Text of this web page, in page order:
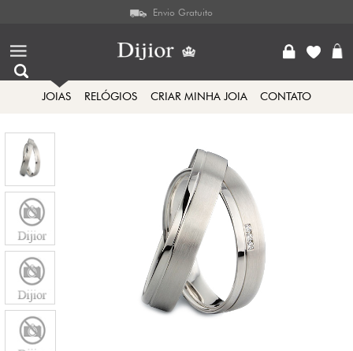
Envio Gratuito
JOIAS RELÓGIOS CRIAR MINHA JOIA CONTATO